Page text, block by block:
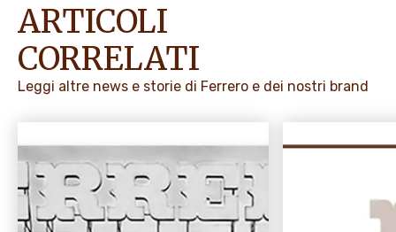
ARTICOLI
CORRELATI
Leggi altre news e storie di Ferrero e dei nostri brand